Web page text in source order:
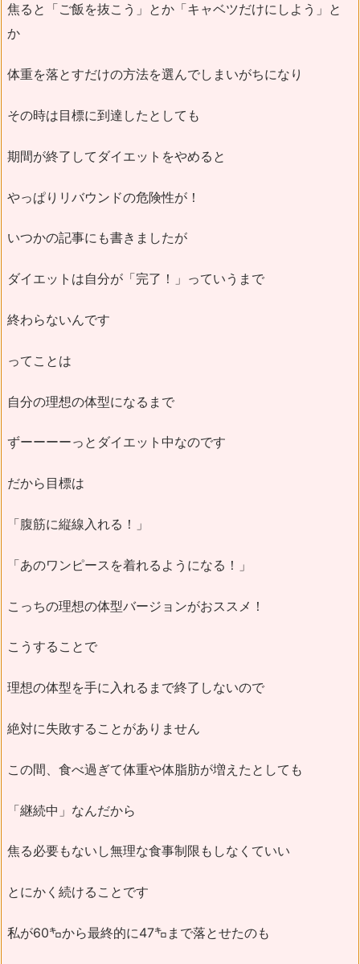
焦ると「ご飯を抜こう」とか「キャベツだけにしよう」と
か
体重を落とすだけの方法を選んでしまいがちになり
その時は目標に到達したとしても
期間が終了してダイエットをやめると
やっぱりリバウンドの危険性が！
いつかの記事にも書きましたが
ダイエットは自分が「完了！」っていうまで
終わらないんです
ってことは
自分の理想の体型になるまで
ずーーーーっとダイエット中なのです
だから目標は
「腹筋に縦線入れる！」
「あのワンピースを着れるようになる！」
こっちの理想の体型バージョンがおススメ！
こうすることで
理想の体型を手に入れるまで終了しないので
絶対に失敗することがありません
この間、食べ過ぎて体重や体脂肪が増えたとしても
「継続中」なんだから
焦る必要もないし無理な食事制限もしなくていい
とにかく続けることです
私が60㌔から最終的に47㌔まで落とせたのも